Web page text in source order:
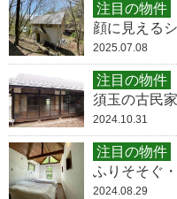
注目の物件
顔に見える
2025.07.08
注目の物件
須玉の古民
2024.10.31
注目の物件
ふりそそぐ
2024.08.29